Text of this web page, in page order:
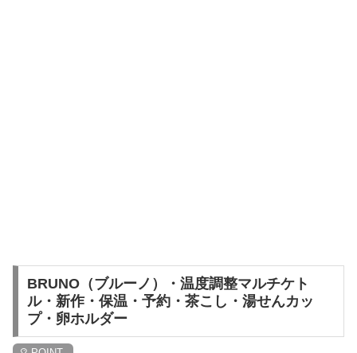
BRUNO（ブルーノ）・温度調整マルチケト
ル・新作・保温・予約・茶こし・湯せんカッ
プ・卵ホルダー